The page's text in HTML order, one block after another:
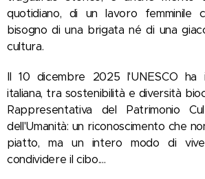
quotidiano, di un lavoro femminile
bisogno di una brigata né di una
cultura.
Il 10 dicembre 2025 l'UNESCO ha
italiana, tra sostenibilità e diversità
Rappresentativa del Patrimonio
dell'Umanità: un riconoscimento che
piatto, ma un intero modo di
condividere il cibo....